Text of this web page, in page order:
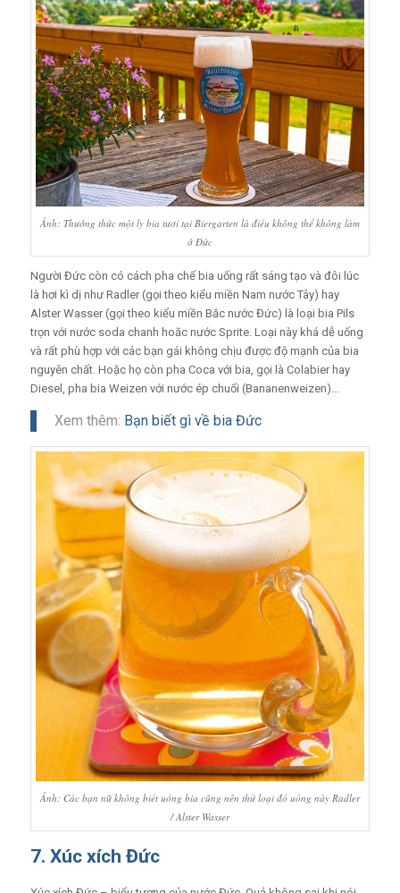
Ảnh: Thưởng thức một ly bia tươi tại Biergarten là điều không thể không làm
ở Đức
Người Đức còn có cách pha chế bia uống rất sáng tạo và đôi lúc
là hơi kì dị như Radler (gọi theo kiểu miền Nam nước Tây) hay
Alster Wasser (gọi theo kiểu miền Bắc nước Đức) là loại bia Pils
trọn với nước soda chanh hoăc nước Sprite. Loại này khá dễ uống
và rất phù hợp với các bạn gái không chịu được độ mạnh của bia
nguyên chất. Hoặc họ còn pha Coca với bia, gọi là Colabier hay
Diesel, pha bia Weizen với nước ép chuối (Bananenweizen)…
Xem thêm: Bạn biết gì về bia Đức
Ảnh: Các bạn nữ không biết uống bia cũng nên thử loại đồ uống này Radler
/ Alster Wasser
7. Xúc xích Đức